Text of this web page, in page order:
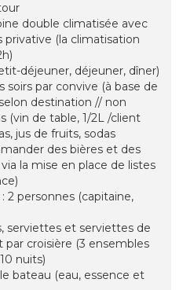
double climatisée avec
(la climatisation
déjeuner, déjeuner, dîner)
soirs par convive (à base de
destination // non
(vin de table, 1/2L /client
jus de fruits, sodas
des bières et des
la mise en place de listes
2 personnes (capitaine,
serviettes et serviettes de
croisière (3 ensembles
nuits)
bateau (eau, essence et